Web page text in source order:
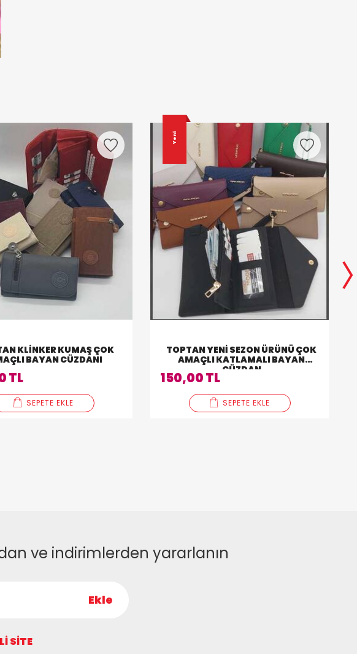
KLINKER KUMAŞ ÇOK
BAYAN CÜZDANI
TL
SEPETE EKLE
Yeni
TOPTAN YENI SEZON ÜRÜNÜ ÇOK
AMAÇLI KATLAMALI BAYAN
CÜZDAN
150,00 TL
SEPETE EKLE
ve indirimlerden yararlanın
Ekle
SITE